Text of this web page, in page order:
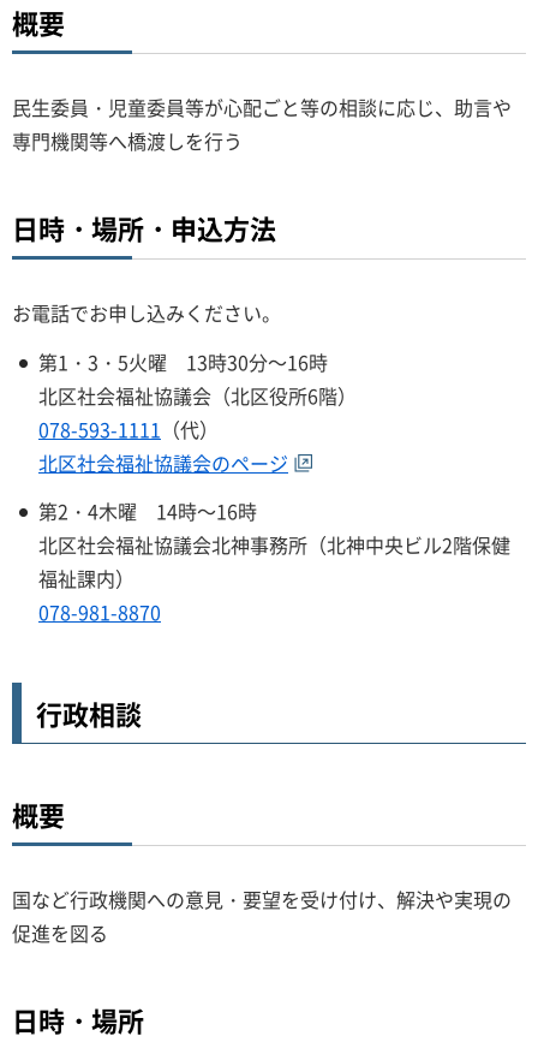
概要
民生委員・児童委員等が心配ごと等の相談に応じ、助言や
専門機関等へ橋渡しを行う
日時・場所・申込方法
お電話でお申し込みください。
第1・3・5火曜 13時30分～16時
北区社会福祉協議会（北区役所6階）
078-593-1111 （代）
北区社会福祉協議会のページ
第2・4木曜 14時～16時
北区社会福祉協議会北神事務所（北神中央ビル2階保健
福祉課内）
078-981-8870
行政相談
概要
国など行政機関への意見・要望を受け付け、解決や実現の
促進を図る
日時・場所